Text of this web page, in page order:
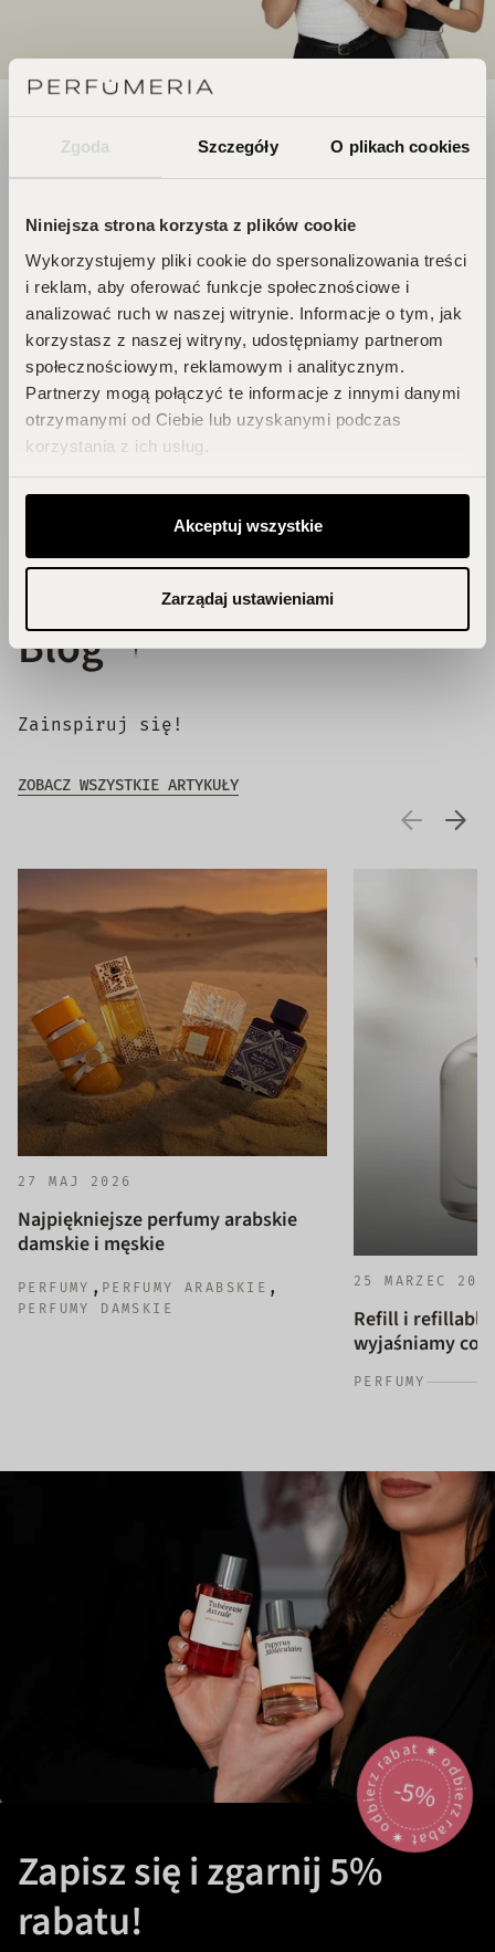
Zgoda Szczegóły O plikach cookies
Niniejsza strona korzysta z plików cookie
Wykorzystujemy pliki cookie do spersonalizowania treści
i reklam, aby oferować funkcje społecznościowe i
analizować ruch w naszej witrynie. Informacje o tym, jak
korzystasz z naszej witryny, udostępniamy partnerom
społecznościowym, reklamowym i analitycznym.
Partnerzy mogą połączyć te informacje z innymi danymi
otrzymanymi od Ciebie lub uzyskanymi podczas
korzystania z ich usług.
Akceptuj wszystkie
Zarządaj ustawieniami
DOŁĄCZ DO ŚWIATA
PERFUCLUB!
wymarzonego flakonu. Czekają na
Ciebie zniżki i prezenty, których nie
chcesz przegapić!
Zbieraj punkty, odkrywaj emocje,
odbieraj flakony!
Blog
Zainspiruj się!
ZOBACZ WSZYSTKIE ARTYKUŁY
27 MAJ 2026
Najpiękniejsze perfumy arabskie
damskie i męskie
PERFUMY , PERFUMY ARABSKIE ,
PERFUMY DAMSKIE
25 MARZEC
Refill i refillable
wyjaśniamy co
PERFUMY
odbierz rabat 🟎 odbierz rabat 🟎
-5%
Zapisz się i zgarnij 5%
rabatu!